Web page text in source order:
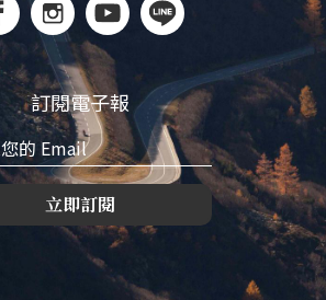
訂閱電子報
立即訂閱